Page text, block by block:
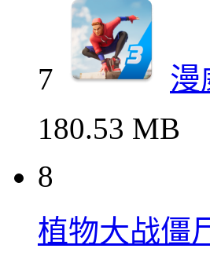
7
漫
180.53 MB
8
植物大战僵